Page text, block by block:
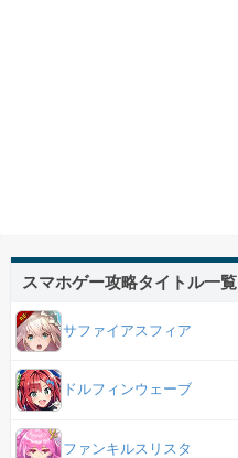
スマホゲー攻略タイトル一覧
サファイアスフィア
ドルフィンウェーブ
ファンキルスリスタ